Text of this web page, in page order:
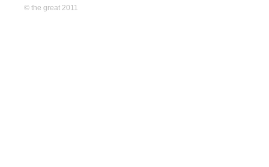
© the great 2011